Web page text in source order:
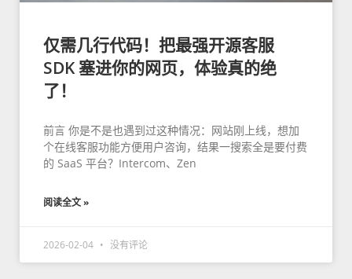
仅需几行代码！把最强开源客服
SDK 塞进你的网页，体验真的绝
了！
前言 你是不是也遇到过这种情况：网站刚上线，想加
个在线客服功能方便用户咨询，结果一搜索全是要付费
的 SaaS 平台？Intercom、Zen
阅读全文 »
2026-02-04 没有评论